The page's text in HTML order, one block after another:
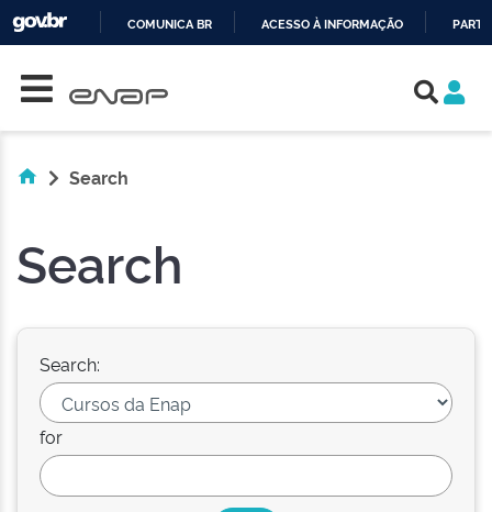
COMUNICA BR ACESSO À INFORMAÇÃO
Search
Search
Search:
for